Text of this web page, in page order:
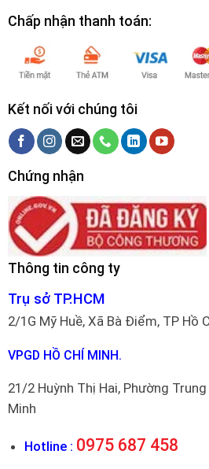
Chấp nhận thanh toán:
Kết nối với chúng tôi
Chứng nhận
Thông tin công ty
Trụ sở TP.HCM
2/1G Mỹ Huề, Xã Bà Điểm, TP Hồ
VPGD HỒ CHÍ MINH.
21/2 Huỳnh Thị Hai, Phường Trung
Minh
Hotline : 0975 687 458